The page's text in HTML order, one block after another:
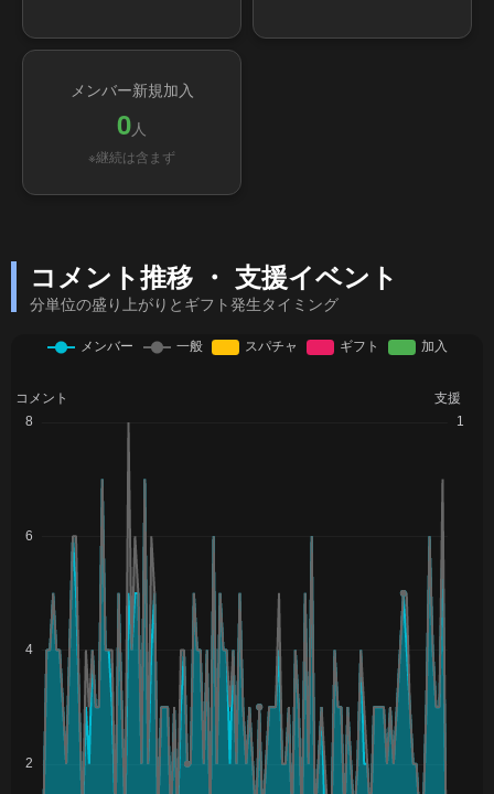
メンバー新規加入
0人
※継続は含まず
コメント推移 ・ 支援イベント
分単位の盛り上がりとギフト発生タイミング